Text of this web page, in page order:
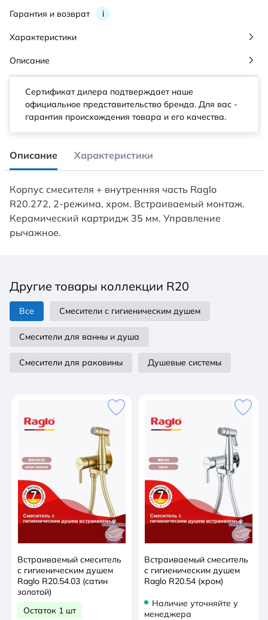
Гарантия и возврат i
Характеристики
Описание
Сертификат дилера подтверждает наше
официальное представительство бренда. Для вас -
гарантия происхождения товара и его качества.
Описание Характеристики
Корпус смесителя + внутренняя часть Raglo
R20.272, 2-режима, хром. Встраиваемый монтаж.
Керамический картридж 35 мм. Управление
рычажное.
Другие товары коллекции R20
Все Смесители с гигиеническим душем
Смесители для ванны и душа
Смесители для раковины Душевые системы
Встраиваемый смеситель
с гигиеническим душем
Raglo R20.54.03 (сатин
золотой)
Остаток 1 шт
Встраиваемый смеситель
с гигиеническим душем
Raglo R20.54 (хром)
Наличие уточняйте у
менеджера